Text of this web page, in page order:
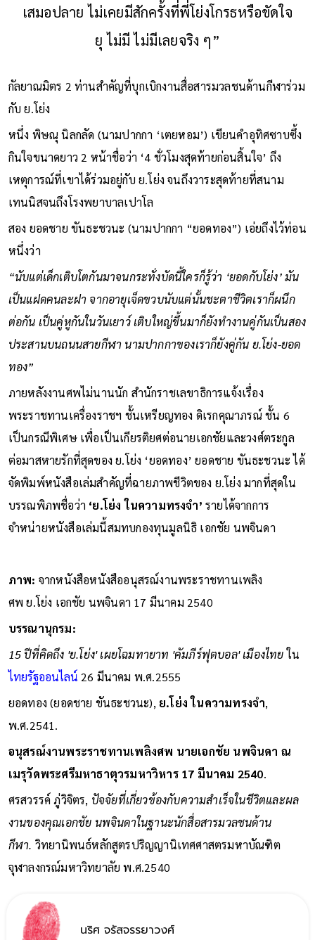
เสมอปลาย ไม่เคยมีสักครั้งที่พี่โย่งโกรธหรือขัดใจ
ยุ ไม่มี ไม่มีเลยจริง ๆ”
กัลยาณมิตร 2 ท่านสำคัญที่บุกเบิกงานสื่อสารมวลชนด้านกีฬาร่วม
กับ ย.โย่ง
หนึ่ง พิษณุ นิลกลัด (นามปากกา ‘เตยหอม’) เขียนคำอุทิศซาบซึ้ง
กินใจขนาดยาว 2 หน้าชื่อว่า ‘4 ชั่วโมงสุดท้ายก่อนสิ้นใจ’ ถึง
เหตุการณ์ที่เขาได้ร่วมอยู่กับ ย.โย่ง จนถึงวาระสุดท้ายที่สนาม
เทนนิสจนถึงโรงพยาบาลเปาโล
สอง ยอดชาย ขันธะชวนะ (นามปากกา “ยอดทอง”) เอ่ยถึงไว้ท่อน
หนึ่งว่า
“นับแต่เด็กเติบโตกันมาจนกระทั่งบัดนี้ใครก็รู้ว่า ‘ยอดกับโย่ง’ มัน
เป็นแฝดคนละฝา จากอายุเจ็ดขวบนับแต่นั้นชะตาชีวิตเราก็ผนึก
ต่อกัน เป็นคู่หูกันในวันเยาว์ เติบใหญ่ขึ้นมาก็ยังทำงานคู่กันเป็นสอง
ประสานบนถนนสายกีฬา นามปากกาของเราก็ยังคู่กัน ย.โย่ง-ยอด
ทอง”
ภายหลังงานศพไม่นานนัก สำนักราชเลขาธิการแจ้งเรื่อง
พระราชทานเครื่องราชฯ ชั้นเหรียญทอง ดิเรกคุณาภรณ์ ชั้น 6
เป็นกรณีพิเศษ เพื่อเป็นเกียรติยศต่อนายเอกชัยและวงศ์ตระกูล
ต่อมาสหายรักที่สุดของ ย.โย่ง ‘ยอดทอง’ ยอดชาย ขันธะชวนะ ได้
จัดพิมพ์หนังสือเล่มสำคัญที่ฉายภาพชีวิตของ ย.โย่ง มากที่สุดใน
บรรณพิภพชื่อว่า ‘ย.โย่ง ในความทรงจำ’ รายได้จากการ
จำหน่ายหนังสือเล่มนี้สมทบกองทุนมูลนิธิ เอกชัย นพจินดา
ภาพ: จากหนังสือหนังสืออนุสรณ์งานพระราชทานเพลิง
ศพ ย.โย่ง เอกชัย นพจินดา 17 มีนาคม 2540
บรรณานุกรม:
15 ปีที่คิดถึง 'ย.โย่ง' เผยโฉมทายาท 'คัมภีร์ฟุตบอล' เมืองไทยใน
ไทยรัฐออนไลน์ 26 มีนาคม พ.ศ.2555
ยอดทอง (ยอดชาย ขันธะชวนะ), ย.โย่ง ในความทรงจำ,
พ.ศ.2541.
อนุสรณ์งานพระราชทานเพลิงศพ นายเอกชัย นพจินดา ณ
เมรุวัดพระศรีมหาธาตุวรมหาวิหาร 17 มีนาคม 2540.
ศรสวรรค์ ภู่วิจิตร, ปัจจัยที่เกี่ยวข้องกับความสำเร็จในชีวิตและผล
งานของคุณเอกชัย นพจินดาในฐานะนักสื่อสารมวลชนด้าน
กีฬา. วิทยานิพนธ์หลักสูตรปริญญานิเทศศาสตรมหาบัณฑิต
จุฬาลงกรณ์มหาวิทยาลัย พ.ศ.2540
นริศ จรัสจรรยาวงศ์